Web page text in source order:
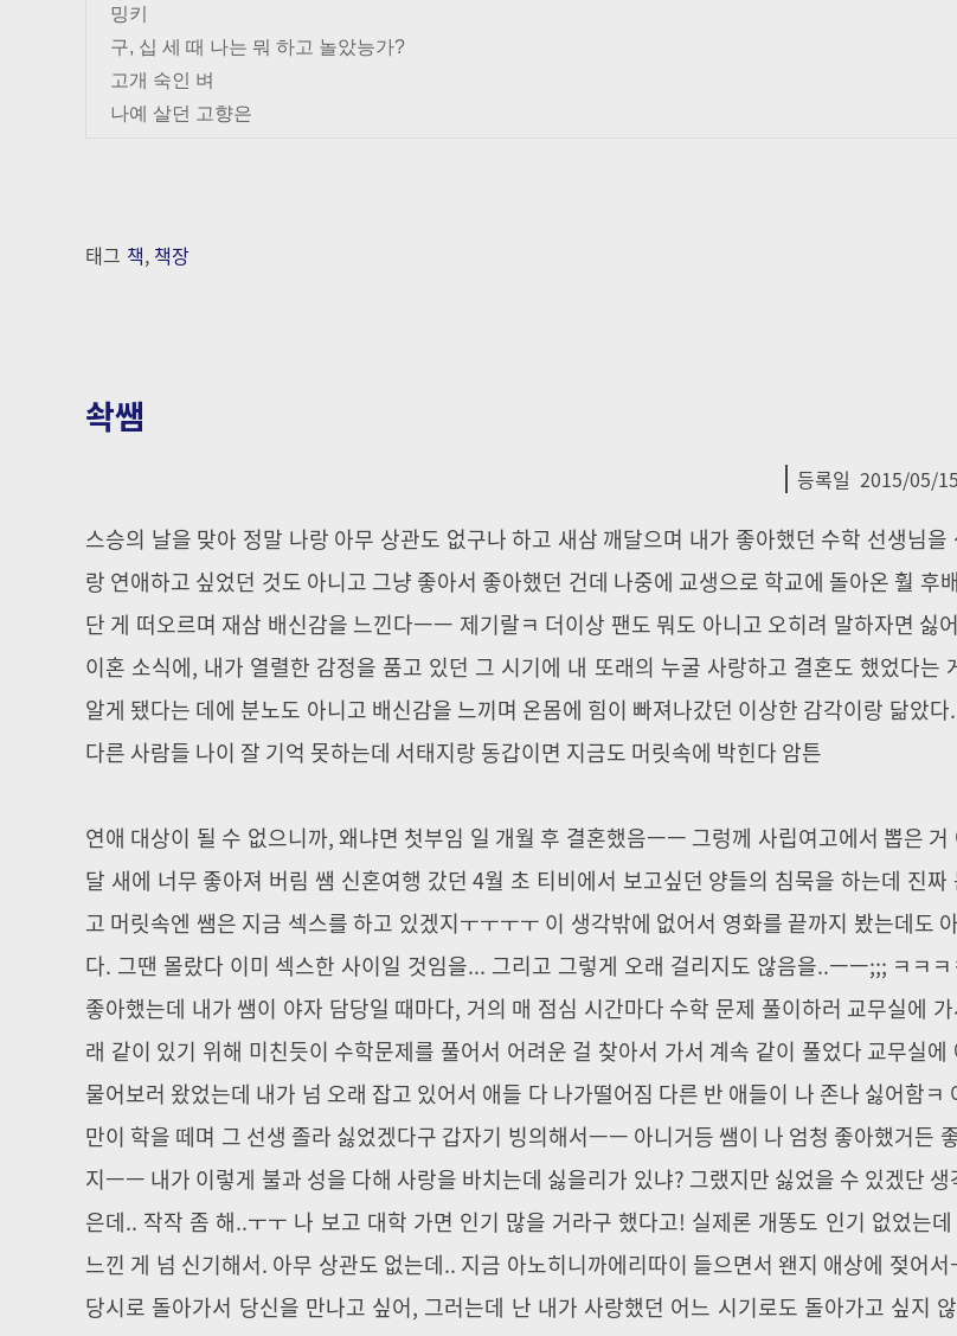
밍키
구, 십 세 때 나는 뭐 하고 놀았능가?
고개 숙인 벼
나예 살던 고향은
태그 책, 책장
솩쌤
등록일 2015/05/
스승의 날을 맞아 정말 나랑 아무 상관도 없구나 하고 새삼 깨달으며 내가 좋아했던 수학 선생님을
랑 연애하고 싶었던 것도 아니고 그냥 좋아서 좋아했던 건데 나중에 교생으로 학교에 돌아온 훨 후
단 게 떠오르며 재삼 배신감을 느낀다ㅡㅡ 제기랄ㅋ 더이상 팬도 뭐도 아니고 오히려 말하자면 싫
이혼 소식에, 내가 열렬한 감정을 품고 있던 그 시기에 내 또래의 누굴 사랑하고 결혼도 했었다는
알게 됐다는 데에 분노도 아니고 배신감을 느끼며 온몸에 힘이 빠져나갔던 이상한 감각이랑 닮았
다른 사람들 나이 잘 기억 못하는데 서태지랑 동갑이면 지금도 머릿속에 박힌다 암튼
연애 대상이 될 수 없으니까, 왜냐면 첫부임 일 개월 후 결혼했음ㅡㅡ 그렁께 사립여고에서 뽑은
달 새에 너무 좋아져 버림 쌤 신혼여행 갔던 4월 초 티비에서 보고싶던 양들의 침묵을 하는데 진짜
고 머릿속엔 쌤은 지금 섹스를 하고 있겠지ㅜㅜㅜㅜ 이 생각밖에 없어서 영화를 끝까지 봤는데도
다. 그땐 몰랐다 이미 섹스한 사이일 것임을... 그리고 그렇게 오래 걸리지도 않음을..ㅡㅡ;;; ㅋㅋ
좋아했는데 내가 쌤이 야자 담당일 때마다, 거의 매 점심 시간마다 수학 문제 풀이하러 교무실에
래 같이 있기 위해 미친듯이 수학문제를 풀어서 어려운 걸 찾아서 가서 계속 같이 풀었다 교무실에
물어보러 왔었는데 내가 넘 오래 잡고 있어서 애들 다 나가떨어짐 다른 반 애들이 나 존나 싫어함ㅋ
만이 학을 떼며 그 선생 졸라 싫었겠다구 갑자기 빙의해서ㅡㅡ 아니거등 쌤이 나 엄청 좋아했거든
지ㅡㅡ 내가 이렇게 불과 성을 다해 사랑을 바치는데 싫을리가 있냐? 그랬지만 싫었을 수 있겠단
은데.. 작작 좀 해..ㅜㅜ 나 보고 대학 가면 인기 많을 거라구 했다고! 실제론 개똥도 인기 없었는
느낀 게 넘 신기해서. 아무 상관도 없는데.. 지금 아노히니까에리따이 들으면서 왠지 애상에 젖어
당시로 돌아가서 당신을 만나고 싶어, 그러는데 난 내가 사랑했던 어느 시기로도 돌아가고 싶지